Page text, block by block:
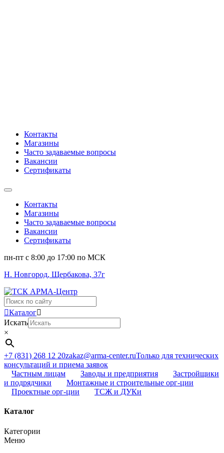
Контакты
Магазины
Часто задаваемые вопросы
Вакансии
Сертификаты
Контакты
Магазины
Часто задаваемые вопросы
Вакансии
Сертификаты
пн-пт c 8:00 до 17:00 по МСК
Н. Новгород, Щербакова, 37г
Поиск
...Каталог
Искать
×
+7 (831) 268 12 20zakaz@arma-center.ruТолько для технических
консультаций и приема заявок
Частным лицам
Заводы и предприятия
Застройщики
и подрядчики
Монтажные и строительные орг-ции
Проектные орг-ции
ТСЖ и ДУКи
Каталог
Категории
Меню